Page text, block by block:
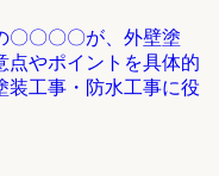
〇〇〇〇が、外壁塗
点やポイントを具体的
装工事・防水工事に役